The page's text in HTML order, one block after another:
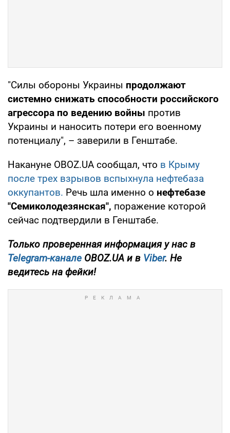
"Силы обороны Украины продолжают
системно снижать способности российского
агрессора по ведению войны против
Украины и наносить потери его военному
потенциалу", – заверили в Генштабе.
Накануне OBOZ.UA сообщал, что в Крыму
после трех взрывов вспыхнула нефтебаза
оккупантов. Речь шла именно о нефтебазе
"Семиколодезянская", поражение которой
сейчас подтвердили в Генштабе.
Только проверенная информация у нас в
Telegram-канале OBOZ.UA и в Viber. Не
ведитесь на фейки!